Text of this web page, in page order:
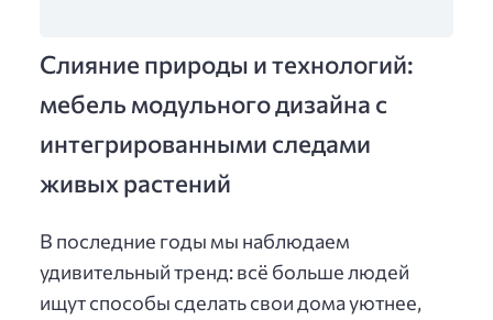
Слияние природы и технологий:
мебель модульного дизайна с
интегрированными следами
живых растений
В последние годы мы наблюдаем
удивительный тренд: всё больше людей
ищут способы сделать свои дома уютнее,